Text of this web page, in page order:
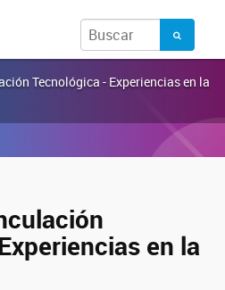
Tecnológica - Experiencias en la
en la